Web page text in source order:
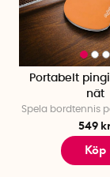
Portabelt
nät
Spela bordtennis
549
Köp